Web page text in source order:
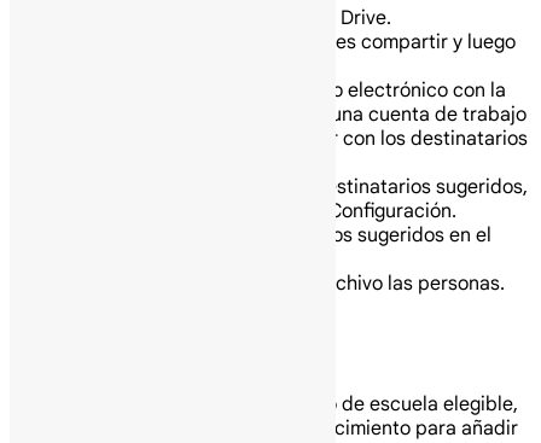
En tu computadora ve a Google Drive.
Selecciona el archivo que quieres compartir y luego
Introduce la dirección de correo electrónico con la
que quieres compartir. Si usas una cuenta de trabajo
o de escuela, puedes compartir con los destinatarios
Consejo: Para desactivar los destinatarios sugeridos,
ve a tu Configuración de Drive Configuración.
Desmarca “Mostrar destinatarios sugeridos en el
Decide cómo pueden usar tu archivo las personas.
Si usas una cuenta de trabajo o de escuela elegible,
haz clic en Añadir fecha de vencimiento para añadir